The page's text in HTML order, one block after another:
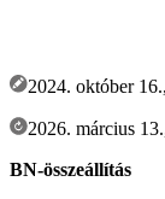
2024. október
2026. március
BN-összeállítás